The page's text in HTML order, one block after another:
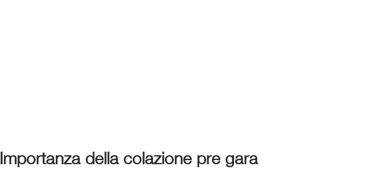
Importanza della colazione pre gara